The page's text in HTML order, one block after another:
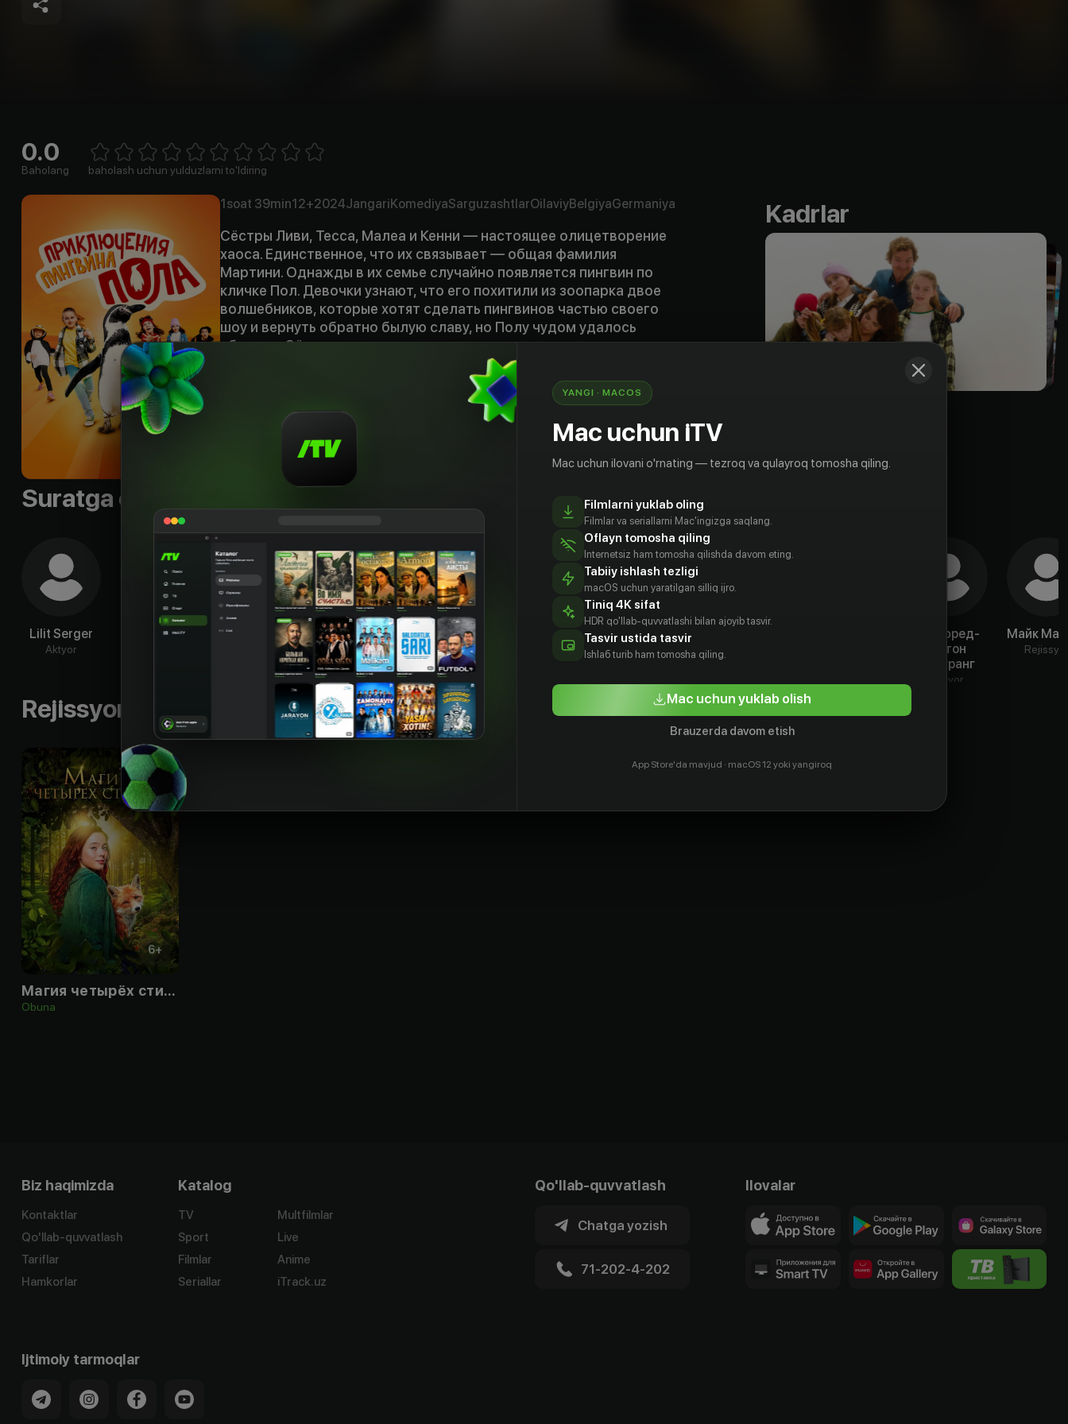
0.0
Baholang 1 Star2 Stars3 Stars4 Stars5 Stars6 Stars7 Stars8 Stars
baholash uchun yulduzlarni to'ldiring
1soat 39min12+2024JangariKomediyaSarguzashtlarOilaviyBelgiyaGermaniya
Сёстры Ливи, Тесса, Малеа и Кенни — настоящее олицетворение
хаоса. Единственное, что их связывает — общая фамилия
Мартини. Однажды в их семье случайно появляется пингвин по
кличке Пол. Девочки узнают, что его похитили из зоопарка двое
волшебников, которые хотят сделать пингвинов частью своего
шоу и вернуть обратно былую славу, но Полу чудом удалось
сбежать. Сёстры решают сорвать план магических преступников
и вернуть пингвина обратно в зоопарк к его семье.
rus, uzb
Kadrlar
Suratga olish guruhi
Lilit Serger
Aktyor
Cara Vondey Rona Regjepi Момо Байер
Aktyor
Giovanni
Francesco
Aktyor
Янине Кунце
Aktyor
Макс Гирман
Aktyor
Манфред-
Антон
Альгранг
Aktyor
Майк
Rejissyor
Rejissyorning boshqa ishlari
6+
Магия четырёх стихий
Obuna
Biz haqimizda
Kontaktlar
Qo'llab-quvvatlash
Tariflar
Hamkorlar
Katalog
TV
Sport
Filmlar
Seriallar
Multfilmlar
Live
Anime
iTrack.uz
Qo'llab-quvvatlash
Chatga yozish
71-202-4-202
Ilovalar
Ijtimoiy tarmoqlar
YANGI · MACOS
Mac uchun iTV
Mac uchun ilovani o'rnating — tezroq va qulayroq tomosha qiling.
Filmlarni yuklab oling
Filmlar va seriallarni Mac'ingizga saqlang.
Oflayn tomosha qiling
Internetsiz ham tomosha qilishda davom eting.
Tabiiy ishlash tezligi
macOS uchun yaratilgan silliq ijro.
Tiniq 4K sifat
HDR qo'llab-quvvatlashi bilan ajoyib tasvir.
Tasvir ustida tasvir
Ishlаб turib ham tomosha qiling.
Mac uchun yuklab olish
Brauzerda davom etish
App Store'da mavjud · macOS 12 yoki yangiroq